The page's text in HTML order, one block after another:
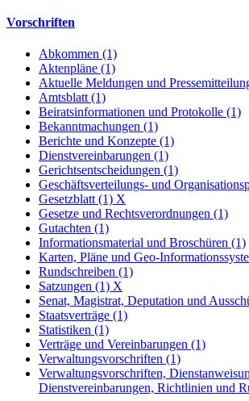
Vorschriften
Abkommen (1)
Aktenpläne (1)
Aktuelle Meldungen und
Amtsblatt (1)
Beiratsinformationen und Protokolle (1)
Bekanntmachungen (1)
Berichte und Konzepte (1)
Dienstvereinbarungen (1)
Gerichtsentscheidungen (1)
Geschäftsverteilungs- und
Gesetzblatt (1) X
Gesetze und Rechtsverordnungen (1)
Gutachten (1)
Informationsmaterial und Broschüren (1)
Karten, Pläne und Geo-
Rundschreiben (1)
Satzungen (1) X
Senat, Magistrat, Deputation und
Staatsverträge (1)
Statistiken (1)
Verträge und Vereinbarungen (1)
Verwaltungsvorschriften (1)
Verwaltungsvorschriften,
Dienstvereinbarungen, Richtlinien und